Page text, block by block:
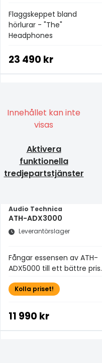
Flaggskeppet bland
hörlurar - "The"
Headphones
23 490 kr
Innehållet kan inte
visas
Aktivera
funktionella
tredjepartstjänster
Audio Technica
ATH-ADX3000
Leverantörslager
Fångar essensen av ATH-
ADX5000 till ett bättre pris.
Kolla priset!
11 990 kr